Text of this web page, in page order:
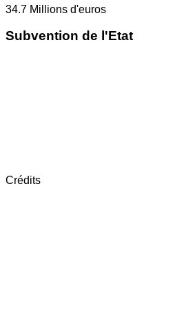
34.7 Millions d'euros
Subvention de l'Etat
Crédits